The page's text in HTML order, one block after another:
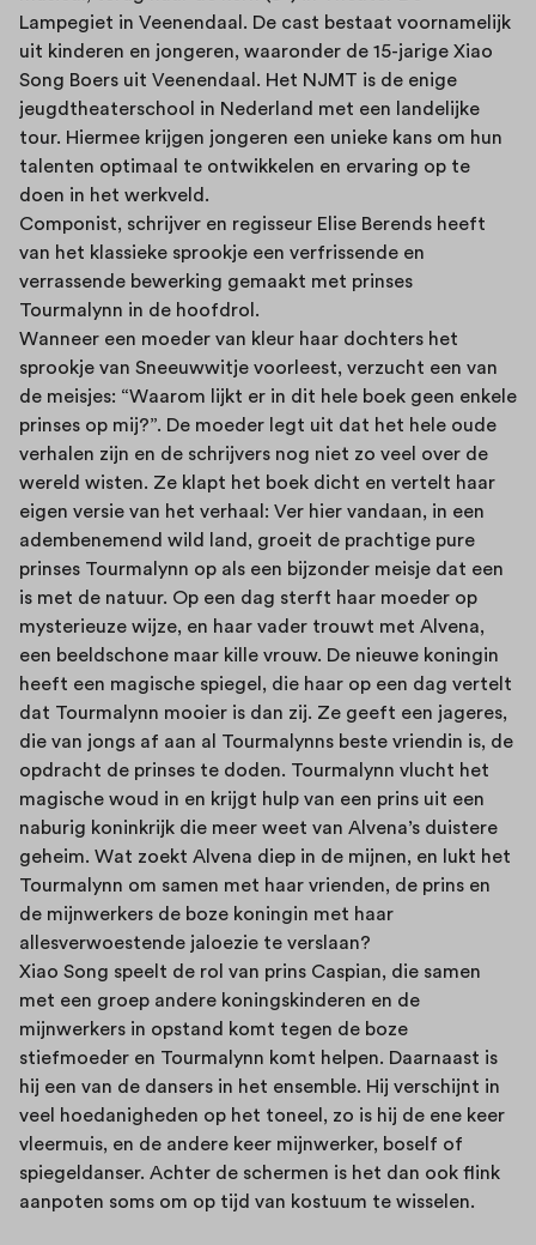
Lampegiet in Veenendaal. De cast bestaat voornamelijk
uit kinderen en jongeren, waaronder de 15-jarige Xiao
Song Boers uit Veenendaal. Het NJMT is de enige
jeugdtheaterschool in Nederland met een landelijke
tour. Hiermee krijgen jongeren een unieke kans om hun
talenten optimaal te ontwikkelen en ervaring op te
doen in het werkveld.
Componist, schrijver en regisseur Elise Berends heeft
van het klassieke sprookje een verfrissende en
verrassende bewerking gemaakt met prinses
Tourmalynn in de hoofdrol.
Wanneer een moeder van kleur haar dochters het
sprookje van Sneeuwwitje voorleest, verzucht een van
de meisjes: “Waarom lijkt er in dit hele boek geen enkele
prinses op mij?”. De moeder legt uit dat het hele oude
verhalen zijn en de schrijvers nog niet zo veel over de
wereld wisten. Ze klapt het boek dicht en vertelt haar
eigen versie van het verhaal: Ver hier vandaan, in een
adembenemend wild land, groeit de prachtige pure
prinses Tourmalynn op als een bijzonder meisje dat een
is met de natuur. Op een dag sterft haar moeder op
mysterieuze wijze, en haar vader trouwt met Alvena,
een beeldschone maar kille vrouw. De nieuwe koningin
heeft een magische spiegel, die haar op een dag vertelt
dat Tourmalynn mooier is dan zij. Ze geeft een jageres,
die van jongs af aan al Tourmalynns beste vriendin is, de
opdracht de prinses te doden. Tourmalynn vlucht het
magische woud in en krijgt hulp van een prins uit een
naburig koninkrijk die meer weet van Alvena’s duistere
geheim. Wat zoekt Alvena diep in de mijnen, en lukt het
Tourmalynn om samen met haar vrienden, de prins en
de mijnwerkers de boze koningin met haar
allesverwoestende jaloezie te verslaan?
Xiao Song speelt de rol van prins Caspian, die samen
met een groep andere koningskinderen en de
mijnwerkers in opstand komt tegen de boze
stiefmoeder en Tourmalynn komt helpen. Daarnaast is
hij een van de dansers in het ensemble. Hij verschijnt in
veel hoedanigheden op het toneel, zo is hij de ene keer
vleermuis, en de andere keer mijnwerker, boself of
spiegeldanser. Achter de schermen is het dan ook flink
aanpoten soms om op tijd van kostuum te wisselen.